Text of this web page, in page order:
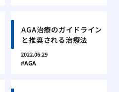
AGA治療のガイドライン
と推奨される治療法
2022.06.29
AGA